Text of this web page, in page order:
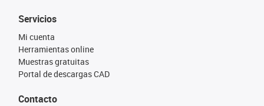
Servicios
Mi cuenta
Herramientas online
Muestras gratuitas
Portal de descargas CAD
Contacto